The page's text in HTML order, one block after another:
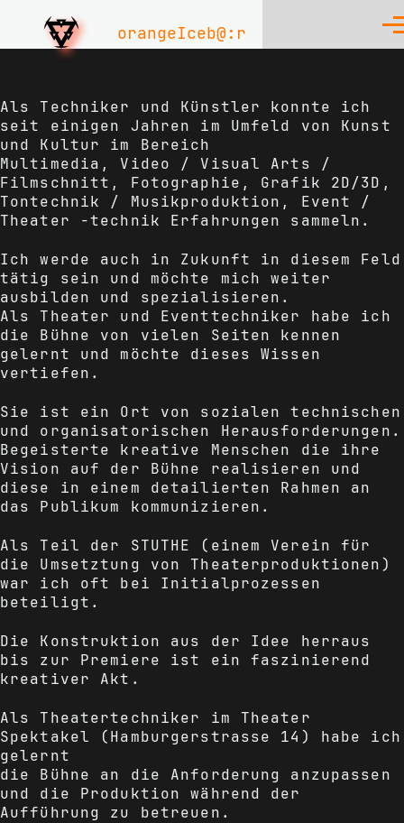
Skip to main content
orangeIceb@:r
Als Techniker und Künstler konnte ich
seit einigen Jahren im Umfeld von Kunst
und Kultur im Bereich
Multimedia, Video / Visual Arts /
Filmschnitt, Fotographie, Grafik 2D/3D,
Tontechnik / Musikproduktion, Event /
Theater -technik Erfahrungen sammeln.
Ich werde auch in Zukunft in diesem Feld
tätig sein und möchte mich weiter
ausbilden und spezialisieren.
Als Theater und Eventtechniker habe ich
die Bühne von vielen Seiten kennen
gelernt und möchte dieses Wissen
vertiefen.
Sie ist ein Ort von sozialen technischen
und organisatorischen Herausforderungen.
Begeisterte kreative Menschen die ihre
Vision auf der Bühne realisieren und
diese in einem detailierten Rahmen an
das Publikum kommunizieren.
Als Teil der STUTHE (einem Verein für
die Umsetztung von Theaterproduktionen)
war ich oft bei Initialprozessen
beteiligt.
Die Konstruktion aus der Idee herraus
bis zur Premiere ist ein faszinierend
kreativer Akt.
Als Theatertechniker im Theater
Spektakel (Hamburgerstrasse 14) habe ich
gelernt
die Bühne an die Anforderung anzupassen
und die Produktion während der
Aufführung zu betreuen.